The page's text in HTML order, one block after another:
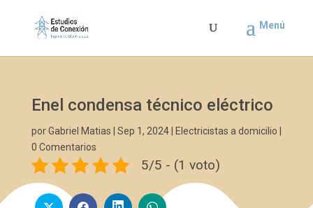
Enel condensa técnico eléctrico
porGabriel Matias Sep 1, 2024| Electricistas a domicilio
0 Comentarios
5/5 - (1 voto)